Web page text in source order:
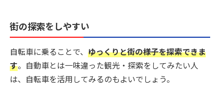
街の探索をしやすい
自転車に乗ることで、 ゆっくりと街の様子を探索できま
す。自動車とは一味違った観光・探索をしてみたい人
は、自転車を活用してみるのもよいでしょう。